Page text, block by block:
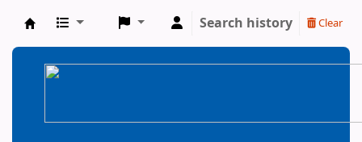
BiblioGTQ
Search history Clear